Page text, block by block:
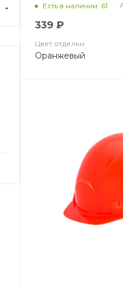
Есть в наличии: 61
339 ₽
Цвет отделки
Оранжевый